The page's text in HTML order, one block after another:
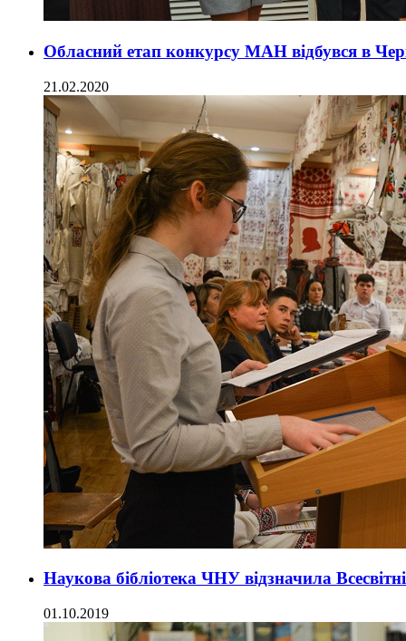
Обласний етап конкурсу МАН відбувся в
21.02.2020
Наукова бібліотека ЧНУ відзначила
01.10.2019